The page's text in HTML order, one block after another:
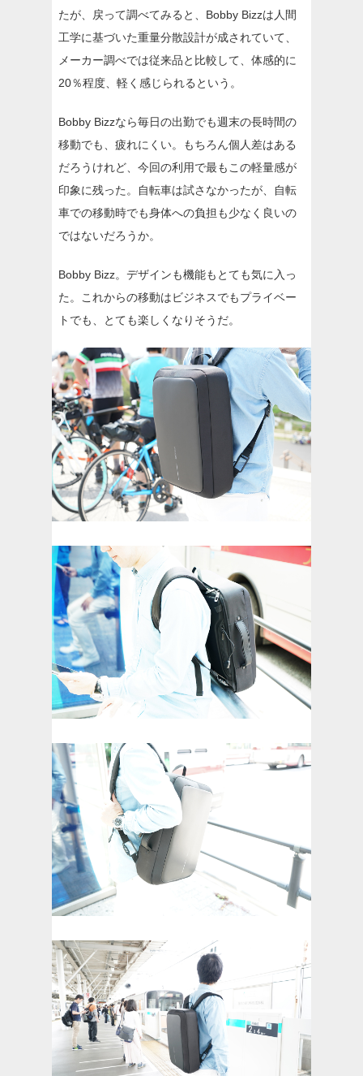
たが、戻って調べてみると、Bobby Bizzは人間
工学に基づいた重量分散設計が成されていて、
メーカー調べでは従来品と比較して、体感的に
20％程度、軽く感じられるという。
Bobby Bizzなら毎日の出勤でも週末の長時間の
移動でも、疲れにくい。もちろん個人差はある
だろうけれど、今回の利用で最もこの軽量感が
印象に残った。自転車は試さなかったが、自転
車での移動時でも身体への負担も少なく良いの
ではないだろうか。
Bobby Bizz。デザインも機能もとても気に入っ
た。これからの移動はビジネスでもプライベー
トでも、とても楽しくなりそうだ。